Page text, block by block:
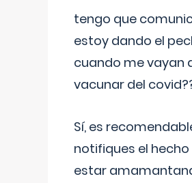
tengo que
estoy dando el
cuando me vayan
vacunar del
Sí, es
notifiques el hecho
estar